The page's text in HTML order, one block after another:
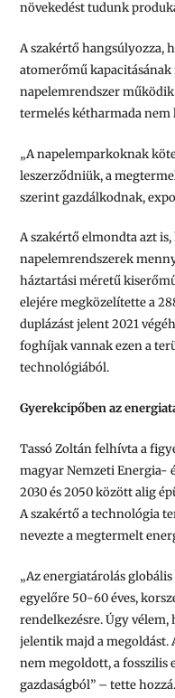
növekedést tudunk
A szakértő hangsúlyozza,
atomerőmű
napelemrendszer
termelés kétharmada nem
„A napelemparkoknak
leszerződniük, a
szerint gazdálkodnak,
A szakértő elmondta azt
napelemrendszerek
háztartási méretű
elejére megközelítette a
duplázást jelent 2021
foghíjak vannak ezen a
technológiából.
Gyerekcipőben az
Tassó Zoltán felhívta a
magyar Nemzeti Energia-
2030 és 2050 között alig
A szakértő a technológia
nevezte a megtermelt
„Az energiatárolás
egyelőre 50-60 éves,
rendelkezésre. Úgy
jelentik majd a megoldást.
nem megoldott, a fosszilis
gazdaságból” – tette hozzá.